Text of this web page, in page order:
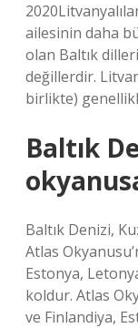
ailesinin daha
olan Baltık
değillerdir.
birlikte)
Baltık
Baltık Denizi,
Atlas
Estonya,
koldur. Atlas
ve Finlandiya,